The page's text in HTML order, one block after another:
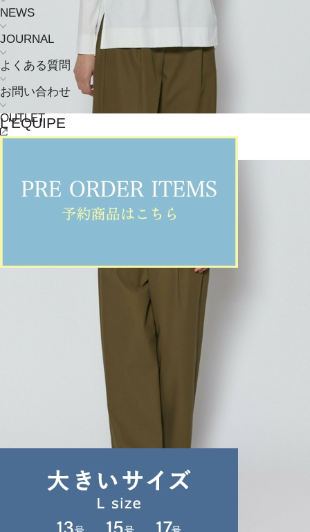
NEWS
JOURNAL
よくある質問
お問い合わせ
OUTLET
L'EQUIPE
カットソー(かっとそー) /